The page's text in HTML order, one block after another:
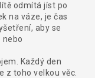
odmítá jíst po
na váze, je čas
aby se
nebo
Každý den
z toho velkou věc.